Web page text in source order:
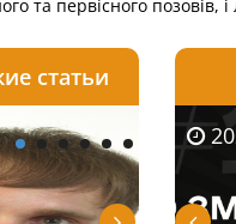
та первісного
2026-08-
статьи